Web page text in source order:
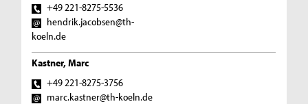
+49 221-8275-5536
hendrik.jacobsen@th-
koeln.de
Kastner, Marc
+49 221-8275-3756
marc.kastner@th-koeln.de